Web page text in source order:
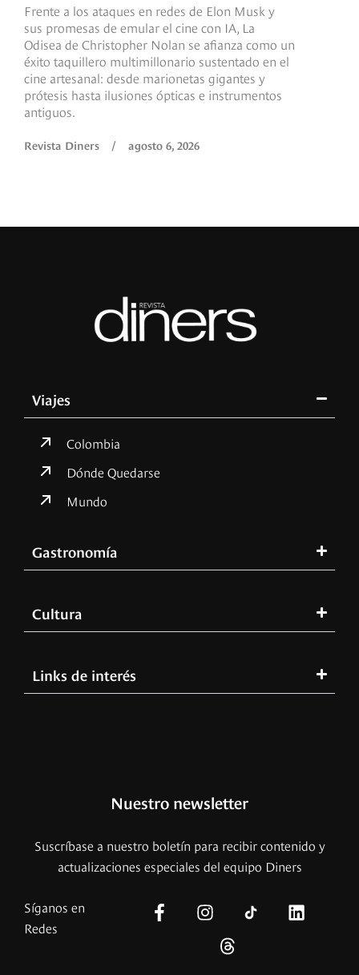
Frente a los ataques en redes de Elon Musk y
sus promesas de emular el cine con IA, La
Odisea de Christopher Nolan se afianza como un
éxito taquillero multimillonario sustentado en el
cine artesanal: desde marionetas gigantes y
prótesis hasta ilusiones ópticas e instrumentos
antiguos.
Revista Diners / agosto 6, 2026
Viajes
Colombia
Dónde Quedarse
Mundo
Gastronomía
Cultura
Links de interés
Nuestro newsletter
Suscríbase a nuestro boletín para recibir contenido y
actualizaciones especiales del equipo Diners
Síganos en
Redes